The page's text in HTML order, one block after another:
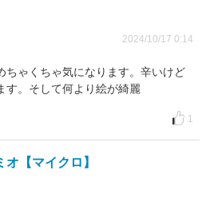
2024/10/17 0:14
ちゃくちゃ気になります。辛いけど
す。そして何より絵が綺麗
1
オ【マイクロ】